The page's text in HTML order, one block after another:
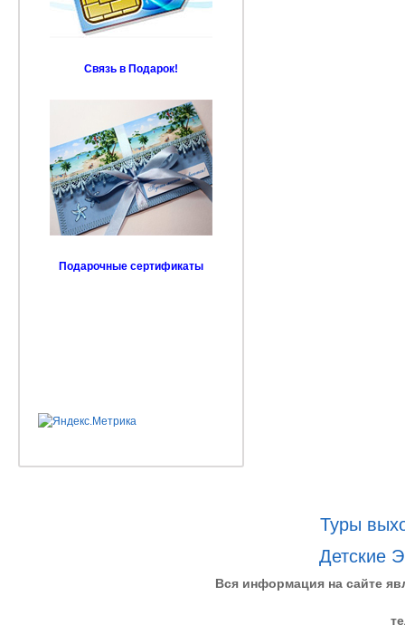
Связь в Подарок!
Подарочные сертификаты
Туры
Детские
Вся информация на сайте